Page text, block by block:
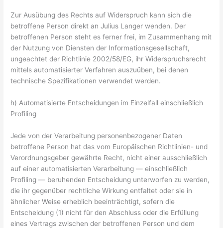
Zur Ausübung des Rechts auf Widerspruch kann sich die
betroffene Person direkt an Julius Langer wenden. Der
betroffenen Person steht es ferner frei, im Zusammenhang mit
der Nutzung von Diensten der Informationsgesellschaft,
ungeachtet der Richtlinie 2002/58/EG, ihr Widerspruchsrecht
mittels automatisierter Verfahren auszuüben, bei denen
technische Spezifikationen verwendet werden.
h) Automatisierte Entscheidungen im Einzelfall einschließlich
Profiling
Jede von der Verarbeitung personenbezogener Daten
betroffene Person hat das vom Europäischen Richtlinien- und
Verordnungsgeber gewährte Recht, nicht einer ausschließlich
auf einer automatisierten Verarbeitung — einschließlich
Profiling — beruhenden Entscheidung unterworfen zu werden,
die ihr gegenüber rechtliche Wirkung entfaltet oder sie in
ähnlicher Weise erheblich beeinträchtigt, sofern die
Entscheidung (1) nicht für den Abschluss oder die Erfüllung
eines Vertrags zwischen der betroffenen Person und dem